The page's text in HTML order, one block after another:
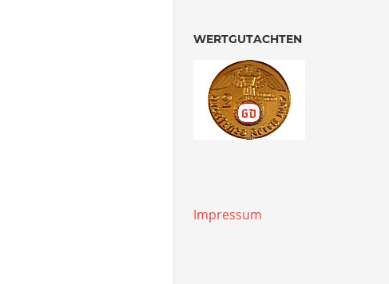
WERTGUTACHTEN
Impressum